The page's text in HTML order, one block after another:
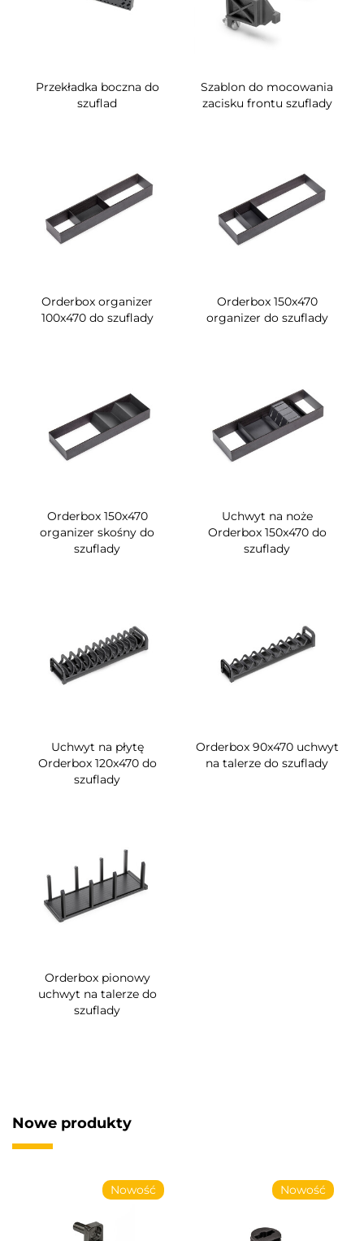
Przekładka boczna do
szuflad
Szablon do mocowania
zacisku frontu szuflady
Orderbox organizer
100x470 do szuflady
Orderbox 150x470
organizer do szuflady
Orderbox 150x470
organizer skośny do
szuflady
Uchwyt na noże
Orderbox 150x470 do
szuflady
Uchwyt na płytę
Orderbox 120x470 do
szuflady
Orderbox 90x470 uchwyt
na talerze do szuflady
Orderbox pionowy
uchwyt na talerze do
szuflady
Nowe produkty
Nowość Nowość